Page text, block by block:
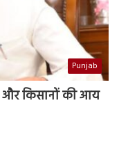
Punjab
और किसानों की आय